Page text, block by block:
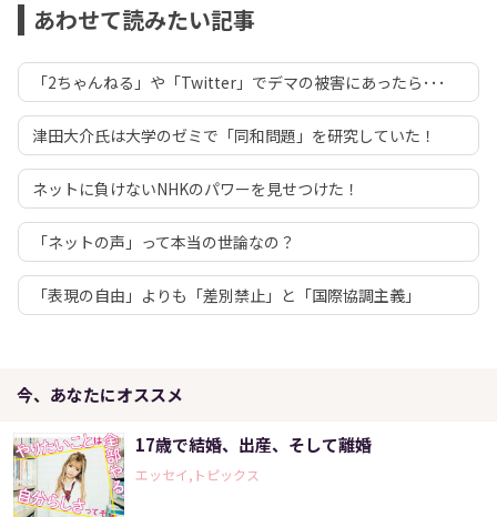
あわせて読みたい記事
「2ちゃんねる」や「Twitter」でデマの被害にあったら･･･
津田大介氏は大学のゼミで「同和問題」を研究していた！
ネットに負けないNHKのパワーを見せつけた！
「ネットの声」って本当の世論なの？
「表現の自由」よりも「差別禁止」と「国際協調主義」
今、あなたにオススメ
17歳で結婚、出産、そして離婚
エッセイ,トピックス